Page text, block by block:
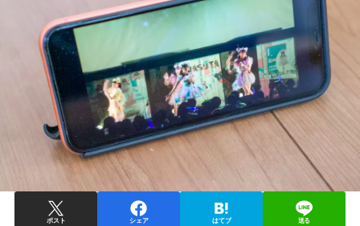
ポスト シェア はてブ 送る